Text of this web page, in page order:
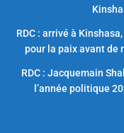
RDC : arrivé à
pour la paix avant de
RDC : Jacquemain
l’année politique